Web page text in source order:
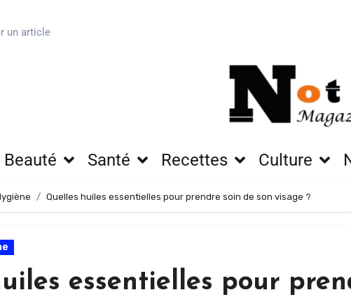
Beauté Santé Recettes Culture
Quelles huiles essentielles pour prendre soin de son visage ?
essentielles pour